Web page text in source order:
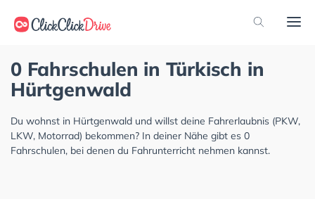
0 Fahrschulen in Türkisch in
Hürtgenwald
Du wohnst in Hürtgenwald und willst deine Fahrerlaubnis (PKW,
LKW, Motorrad) bekommen? In deiner Nähe gibt es 0
Fahrschulen, bei denen du Fahrunterricht nehmen kannst.